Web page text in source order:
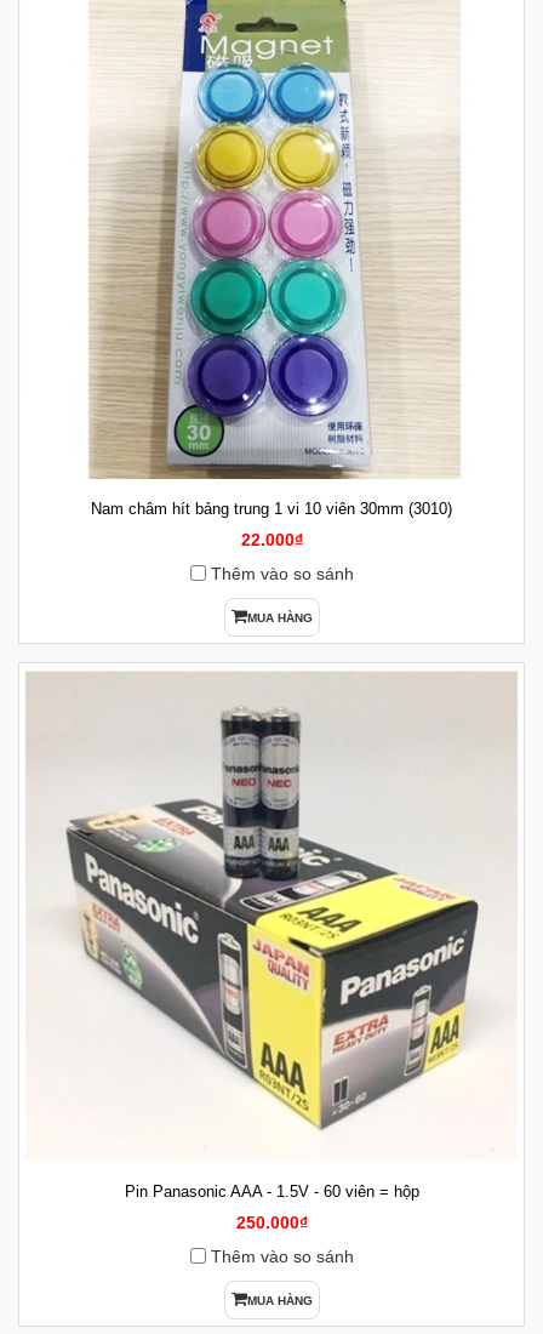
Nam châm hít bảng trung 1 vi 10 viên 30mm (3010)
22.000₫
Thêm vào so sánh
MUA HÀNG
Pin Panasonic AAA - 1.5V - 60 viên = hộp
250.000₫
Thêm vào so sánh
MUA HÀNG